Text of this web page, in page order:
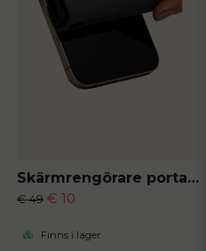
Skärmrengörare portabel
€ 49 € 10
Finns i lager